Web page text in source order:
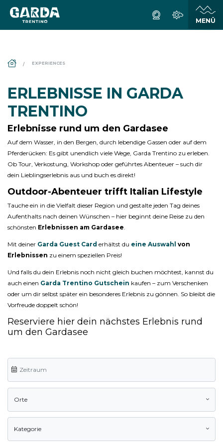
EXPERIENCES
ERLEBNISSE IN GARDA
TRENTINO
Erlebnisse rund um den Gardasee
Auf dem Wasser, in den Bergen, durch lebendige Gassen oder auf dem
Pferderücken: Es gibt unendlich viele Wege, Garda Trentino zu erleben.
Ob Tour, Verkostung, Workshop oder geführtes Abenteuer – such dir
dein Lieblingserlebnis aus und buch es direkt!
Outdoor-Abenteuer trifft Italian Lifestyle
Tauche ein in die Vielfalt dieser Region und gestalte jeden Tag deines
Aufenthalts nach deinen Wünschen – hier beginnt deine Reise zu den
schönsten Erlebnissen am Gardasee.
Mit deiner Garda Guest Card erhältst du eine Auswahl von
Erlebnissen zu einem speziellen Preis!
Und falls du dein Erlebnis noch nicht gleich buchen möchtest, kannst du
auch einen Garda Trentino Gutschein kaufen – zum Verschenken
oder um dir selbst später ein besonderes Erlebnis zu gönnen. So bleibt die
Vorfreude doppelt schön!
Reserviere hier dein nächstes Erlebnis rund
um den Gardasee
Orte
Kategorie